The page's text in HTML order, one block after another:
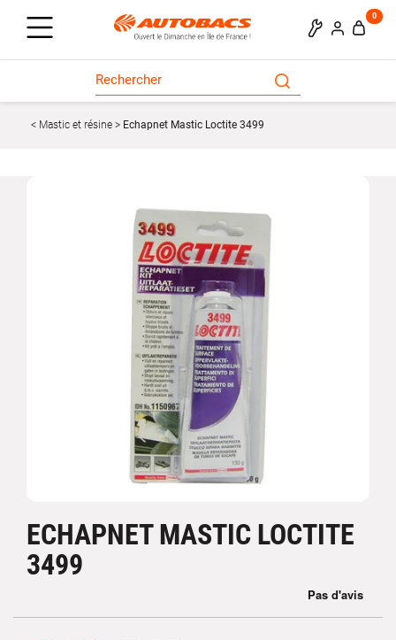
0
Mastic et résine Echapnet Mastic Loctite 3499
ECHAPNET MASTIC LOCTITE
3499